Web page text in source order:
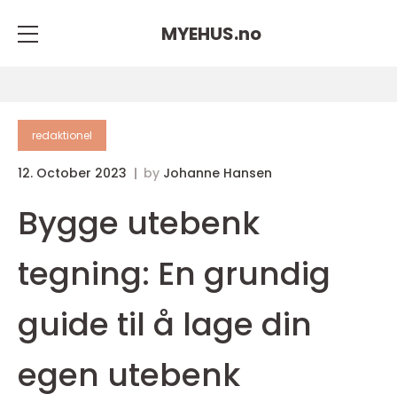
MYEHUS.no
redaktionel
12. October 2023 by Johanne Hansen
Bygge utebenk
tegning: En grundig
guide til å lage din
egen utebenk